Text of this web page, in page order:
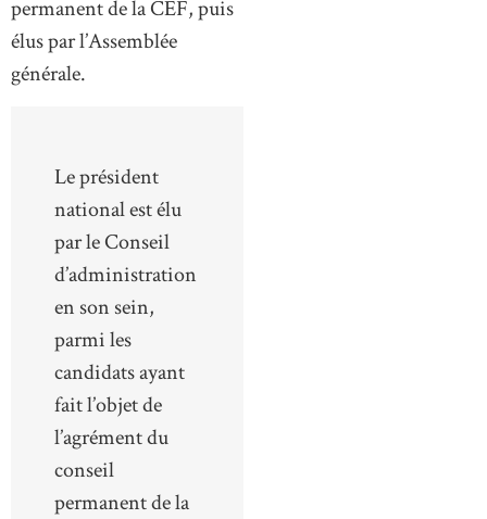
permanent de la CEF, puis
élus par l’Assemblée
générale.
Le président
national est élu
par le Conseil
d’administration
en son sein,
parmi les
candidats ayant
fait l’objet de
l’agrément du
conseil
permanent de la